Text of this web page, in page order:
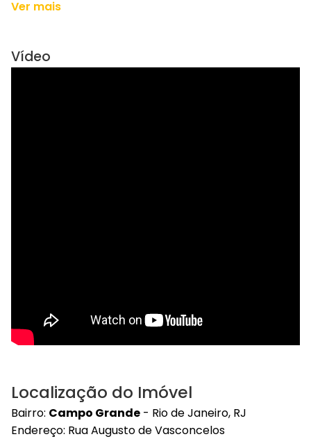
Ver mais
Vídeo
Localização do Imóvel
Bairro: Campo Grande - Rio de Janeiro, RJ
Endereço: Rua Augusto de Vasconcelos